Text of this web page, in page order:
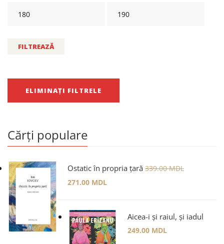
FILTREAZĂ
ELIMINAȚI FILTRELE
Cărți populare
Ostatic în propria țară 339.00MDL
271.00 MDL
Aicea-i și raiul, și iadul
249.00 MDL